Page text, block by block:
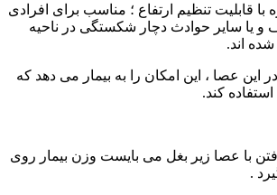
با قابلیت تنظیم ارتفاع ؛ مناسب برای افرادی
و یا سایر حوادث دچار شکستگی در ناحیه
اند.
این عصا ، این امکان را به بیمار می دهد که
کند.
با عصا زیر بغل می بایست وزن بیمار روی
.